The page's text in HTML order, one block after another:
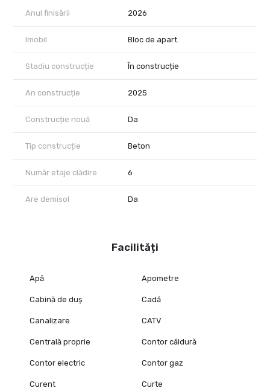
Anul finisării 2026
Imobil Bloc de apart.
Stadiu construcție În construcție
An construcție 2025
Construcție nouă Da
Tip construcție Beton
Număr etaje clădire 6
Are demisol Da
Facilități
Apă Apometre
Cabină de duș Cadă
Canalizare CATV
Centrală proprie Contor căldură
Contor electric Contor gaz
Curent Curte